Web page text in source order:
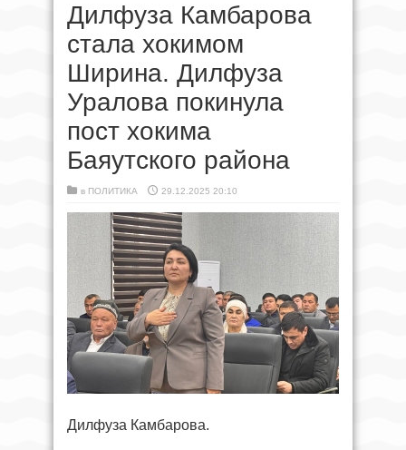
Дилфуза Камбарова
стала хокимом
Ширина. Дилфуза
Уралова покинула
пост хокима
Баяутского района
в ПОЛИТИКА 29.12.2025 20:10
Дилфуза Камбарова.